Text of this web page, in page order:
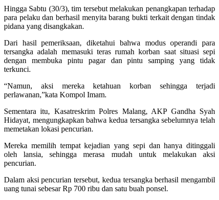
Hingga Sabtu (30/3), tim tersebut melakukan penangkapan terhadap
para pelaku dan berhasil menyita barang bukti terkait dengan tindak
pidana yang disangkakan.
Dari hasil pemeriksaan, diketahui bahwa modus operandi para
tersangka adalah memasuki teras rumah korban saat situasi sepi
dengan membuka pintu pagar dan pintu samping yang tidak
terkunci.
“Namun, aksi mereka ketahuan korban sehingga terjadi
perlawanan,”kata Kompol Imam.
Sementara itu, Kasatreskrim Polres Malang, AKP Gandha Syah
Hidayat, mengungkapkan bahwa kedua tersangka sebelumnya telah
memetakan lokasi pencurian.
Mereka memilih tempat kejadian yang sepi dan hanya ditinggali
oleh lansia, sehingga merasa mudah untuk melakukan aksi
pencurian.
Dalam aksi pencurian tersebut, kedua tersangka berhasil mengambil
uang tunai sebesar Rp 700 ribu dan satu buah ponsel.